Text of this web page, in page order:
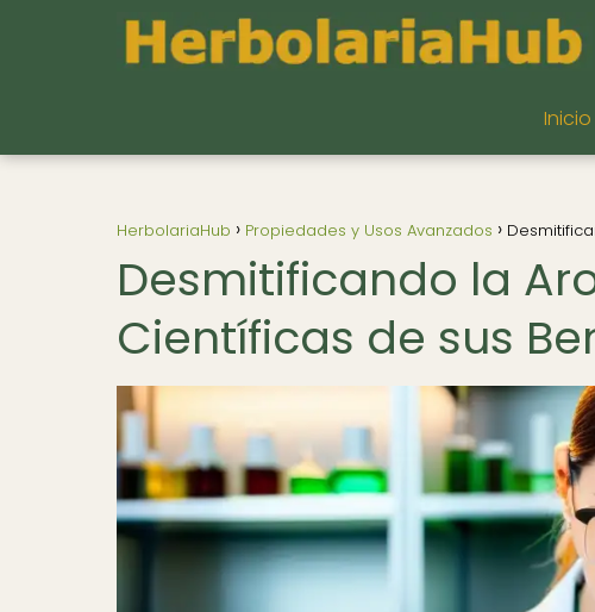
Inicio
HerbolariaHub Propiedades y Usos Avanzados
Desmitificando la
Científicas de sus